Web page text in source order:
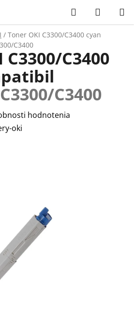
Hľadať
KOŠÍK
/ Toner OKI C3300/C3400 cyan
C3400
C3400
C3300/C3400
hodnotenia
oki